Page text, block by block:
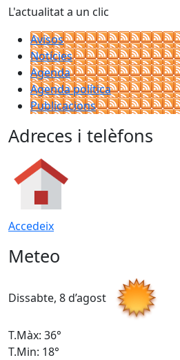
L'actualitat a un clic
Avisos
Notícies
Agenda
Agenda política
Publicacions
Adreces i telèfons
Accedeix
Meteo
Dissabte, 8 d’agost
T.Màx: 36°
T.Min: 18°